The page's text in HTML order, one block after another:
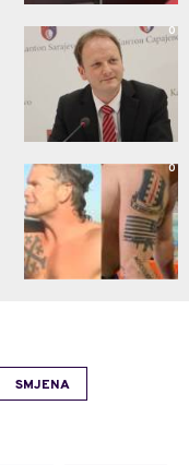
0
0
SMJENA